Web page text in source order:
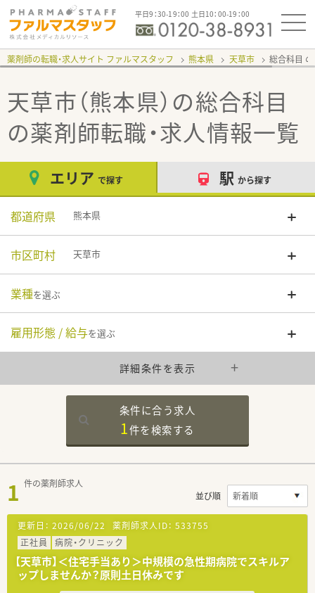
平日9：30-19：00 土日10：00-19：00
薬剤師の転職・求人サイト ファルマスタッフ 熊本県 天草市 総合科目
天草市（熊本県）の総合科目
の薬剤師転職・求人情報一覧
エリア で探す 駅 から探す
都道府県 熊本県
市区町村 天草市
業種を選ぶ
雇用形態 / 給与を選ぶ
詳細条件を表示
条件に合う求人
1件を検索する
1 件の薬剤師求人
並び順
更新日： 2026/06/22 薬剤師求人ID： 533755
正社員
病院・クリニック
【天草市】＜住宅手当あり＞中規模の急性期病院でスキルア
ップしませんか？原則土日休みです